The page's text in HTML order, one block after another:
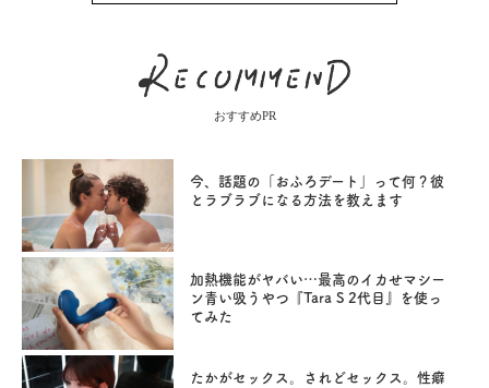
おすすめPR
今、話題の「おふろデート」って何？彼
とラブラブになる方法を教えます
加熱機能がヤバい…最高のイカせマシー
ン青い吸うやつ『Tara S 2代目』を使っ
てみた
たかがセックス。されどセックス。性癖